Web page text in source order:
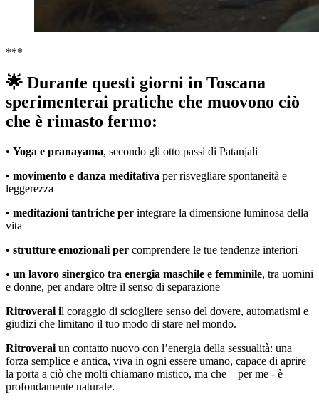
***
🌟 Durante questi giorni in Toscana
sperimenterai pratiche che muovono ciò
che è rimasto fermo:
• Yoga e pranayama, secondo gli otto passi di Patanjali
• movimento e danza meditativa per risvegliare spontaneità e
leggerezza
• meditazioni tantriche per integrare la dimensione luminosa della
vita
• strutture emozionali per comprendere le tue tendenze interiori
• un lavoro sinergico tra energia maschile e femminile, tra uomini
e donne, per andare oltre il senso di separazione
Ritroverai il coraggio di sciogliere senso del dovere, automatismi e
giudizi che limitano il tuo modo di stare nel mondo.
Ritroverai un contatto nuovo con l’energia della sessualità: una
forza semplice e antica, viva in ogni essere umano, capace di aprire
la porta a ciò che molti chiamano mistico, ma che – per me - è
profondamente naturale.